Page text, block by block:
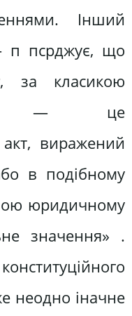
Інший
псрджує, що
за класикою
— це
виражений
в подібному
юридичному
значення» .
неодно іначне